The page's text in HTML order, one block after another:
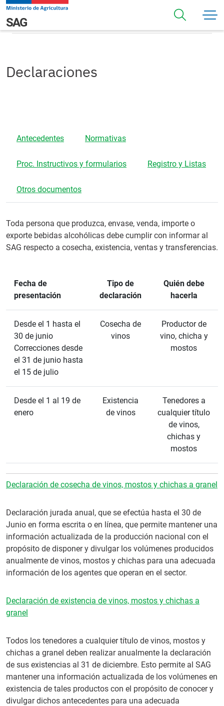
Pasar al contenido principal
Navegación principal
SAGDeclaraciones
Declaraciones
Antecedentes Normativas
Proc. Instructivos y formularios Registro y Listas
Otros documentos
Toda persona que produzca, envase, venda, importe o
exporte bebidas alcohólicas debe cumplir con informar al
SAG respecto a cosecha, existencia, ventas y transferencias.
Fecha de
presentación
Tipo de
declaración
Quién debe
hacerla
Desde el 1 hasta el
30 de junio
Correcciones desde
el 31 de junio hasta
el 15 de julio
Cosecha de
vinos
Productor de
vino, chicha y
mostos
Desde el 1 al 19 de
enero
Existencia
de vinos
Tenedores a
cualquier título
de vinos,
chichas y
mostos
Declaración de cosecha de vinos, mostos y chichas a granel
Declaración jurada anual, que se efectúa hasta el 30 de
Junio en forma escrita o en línea, que permite mantener una
información actualizada de la producción nacional con el
propósito de disponer y divulgar los volúmenes producidos
anualmente de vinos, mostos y chichas para una adecuada
información de los agentes que operan en el sector.
Declaración de existencia de vinos, mostos y chichas a
granel
Todos los tenedores a cualquier título de vinos, mostos y
chichas a granel deben realizar anualmente la declaración
de sus existencias al 31 de diciembre. Esto permite al SAG
mantener una información actualizada de los volúmenes en
existencia de tales productos con el propósito de conocer y
divulgar dichos antecedentes para una adecuada